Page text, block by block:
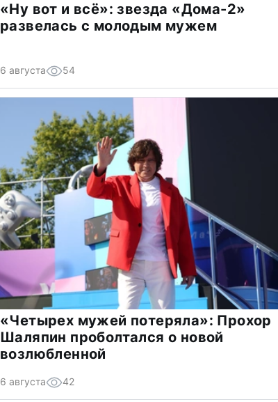
«Ну вот и всё»: звезда «Дома-2»
развелась с молодым мужем
6 августа 54
«Четырех мужей потеряла»: Прохор
Шаляпин проболтался о новой
возлюбленной
6 августа 42